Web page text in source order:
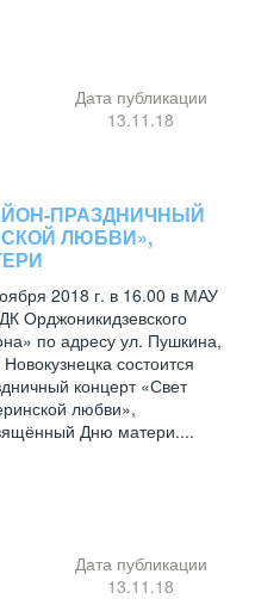
Дата публикации
13.11.18
ПРАЗДНИЧНЫЙ
ЛЮБВИ»,
2018 г. в 16.00 в МАУ
Орджоникидзевского
по адресу ул. Пушкина,
Новокузнецка состоится
концерт «Свет
любви»,
Дню матери....
Дата публикации
13.11.18